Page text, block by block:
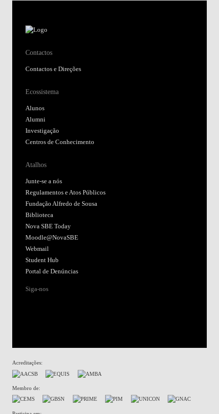
Contactos
Contactos e Direções
Ecossistema
Alunos
Alumni
Investigação
Centros de Conhecimento
Atalhos
Junte-se a nós
Regulamentos e Atos Públicos
Fundação Alfredo de Sousa
Biblioteca
Nova SBE Today
Moodle@NovaSBE
Webmail
Student Hub
Portal de Denúncias
Siga-nos
Acreditações:
Membro de: